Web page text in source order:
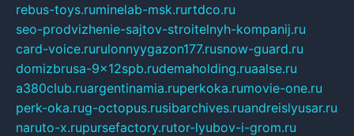
rebus-toys.ruminelab-msk.rurtdco.ru
seo-prodvizhenie-sajtov-stroitelnyh-kompanij.ru
card-voice.rurulonnyygazon177.rusnow-guard.ru
domizbrusa-9x12spb.rudemaholding.ruaalse.ru
a380club.ruargentinamia.ruperkoka.rumovie-one.ru
perk-oka.rug-octopus.rusibarchives.ruandreislyusar.ru
naruto-x.rupursefactory.rutor-lyubov-i-grom.ru